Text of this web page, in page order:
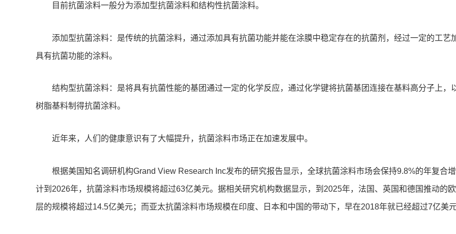
目前抗菌涂料一般分为添加型抗菌涂料和结构性抗菌涂料。
添加型抗菌涂料：是传统的抗菌涂料，通过添加具有抗菌功能并能在涂膜中稳定存在的抗菌剂，经过一定的工艺
具有抗菌功能的涂料。
结构型抗菌涂料：是将具有抗菌性能的基团通过一定的化学反应，通过化学键将抗菌基团连接在基料高分子上，
树脂基料制得抗菌涂料。
近年来，人们的健康意识有了大幅提升，抗菌涂料市场正在加速发展中。
根据美国知名调研机构Grand View Research Inc发布的研究报告显示，全球抗菌涂料市场会保持9.8%的年复合
计到2026年，抗菌涂料市场规模将超过63亿美元。据相关研究机构数据显示，到2025年，法国、英国和德国推动的
层的规模将超过14.5亿美元；而亚太抗菌涂料市场规模在印度、日本和中国的带动下，早在2018年就已经超过7亿美